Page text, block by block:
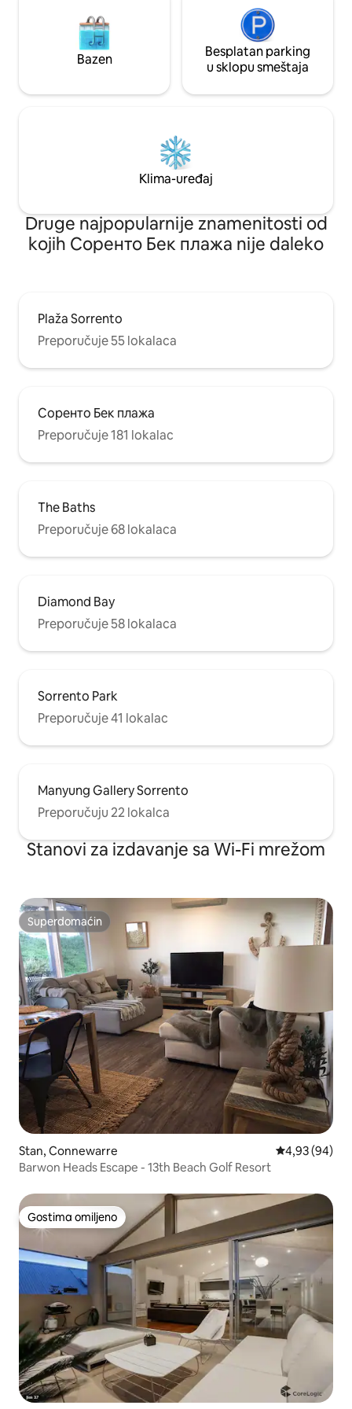
Bazen
Besplatan parking
u sklopu smeštaja
Klima-uređaj
Druge najpopularnije znamenitosti od
kojih Соренто Бек плажа nije daleko
Plaža Sorrento
Preporučuje 55 lokalaca
Соренто Бек плажа
Preporučuje 181 lokalac
The Baths
Preporučuje 68 lokalaca
Diamond Bay
Preporučuje 58 lokalaca
Sorrento Park
Preporučuje 41 lokalac
Manyung Gallery Sorrento
Preporučuju 22 lokalca
Stanovi za izdavanje sa Wi-Fi mrežom
Superdomaćin
Superdomaćin
Stan, Connewarre Prosečna
4,93 (94)
Barwon Heads Escape - 13th Beach Golf Resort
Gostima omiljeno
Gostima omiljeno